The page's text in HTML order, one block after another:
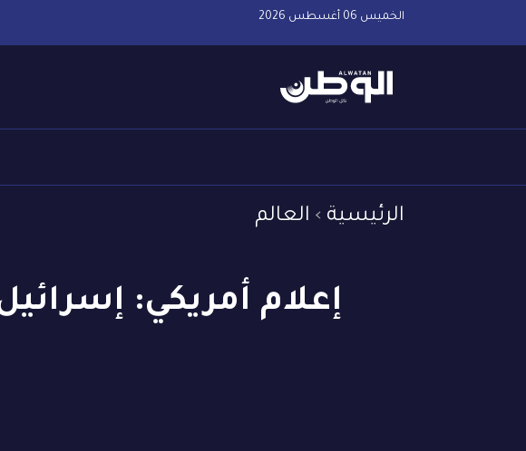
الخميس 06 أغسطس 2026
الرئيسية العالم
إعلام أمريكي: